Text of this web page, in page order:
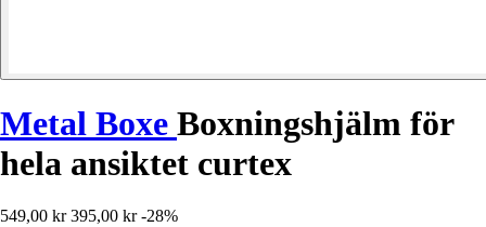
Metal Boxe Boxningshjälm för
hela ansiktet curtex
549,00 kr 395,00 kr -28%